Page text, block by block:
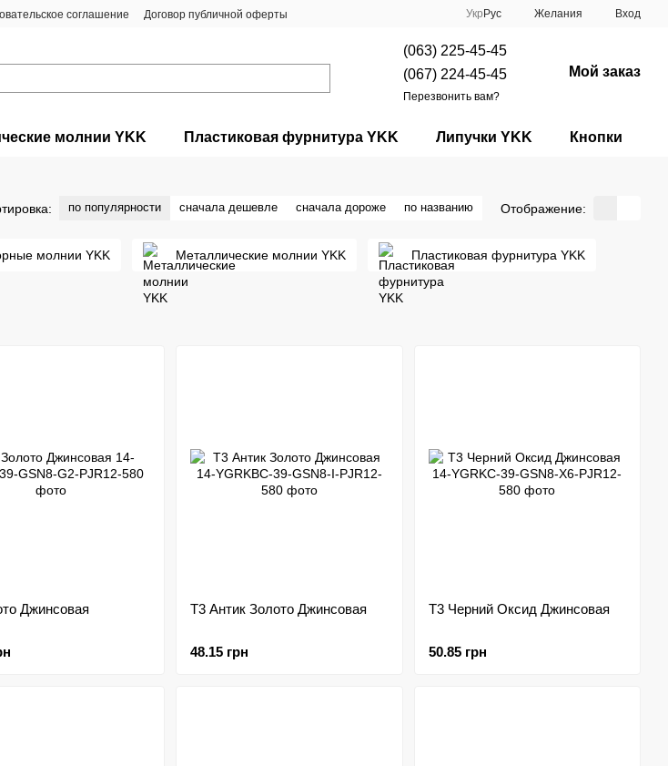
соглашение Договор публичной оферты Укр Рус Желания Вход
(063) 225-45-45
(067) 224-45-45
Перезвонить вам?
Мой заказ
молнии YKK Пластиковая фурнитура YKK Липучки YKK Кнопки
по популярности сначала дешевле сначала дороже по названию Отображение:
молнии YKK Металлические молнии YKK Пластиковая фурнитура YKK
Джинсовая Т3 Антик Золото Джинсовая
48.15 грн
Т3 Черний Оксид Джинсовая
50.85 грн